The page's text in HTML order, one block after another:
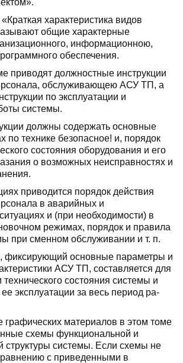
характеристика видов
общие характерные
информа­ционною,
обеспечения.
должностные ин­струкции
обслужи­вающею АСУ ТП, а
по эксплуатации и
системы.
должны содержать ос­новные
по технике безопас­ное! и, порядок
со­стояния оборудования и его
о возможных неисправностях и
приводится порядок дей­ствия
в аварийных и
и (при необходи­мости) в
режимах, порядок и правила
при сменном обслуживании и т. п.
основные пара­метры и
АСУ ТП, составляется для
состояния системы и
эксплуатации за весь период ра­
материалов в этом томе
схемы функциональной и
струк­туры системы. Если схемы не
с приведенными в